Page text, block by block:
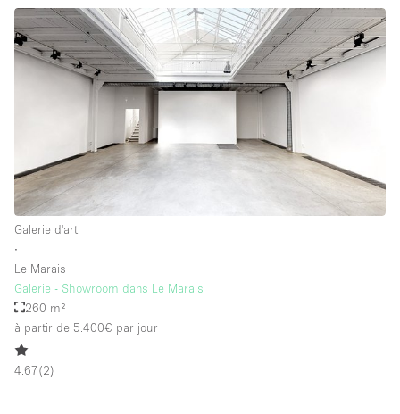
Galerie d'art
∙
Le Marais
Galerie - Showroom dans Le Marais
260 m²
à partir de 5.400€ par jour
4.67(2)